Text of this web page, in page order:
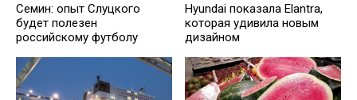
Семин: опыт Слуцкого
будет полезен
российскому футболу
Hyundai показала Elantra,
которая удивила новым
дизайном